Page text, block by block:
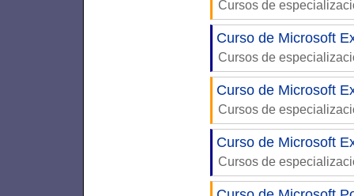
Cursos de
Curso de Microsoft
Cursos de
Curso de Microsoft
Cursos de
Curso de Microsoft
Cursos de